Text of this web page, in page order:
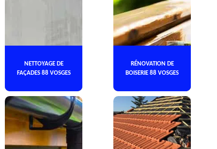
NETTOYAGE DE
FAÇADES 88 VOSGES
RÉNOVATION DE
BOISERIE 88 VOSGES